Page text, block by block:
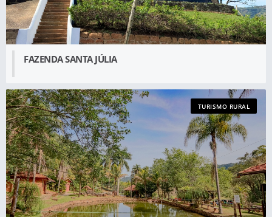
FAZENDA SANTA JÚLIA
TURISMO RURAL